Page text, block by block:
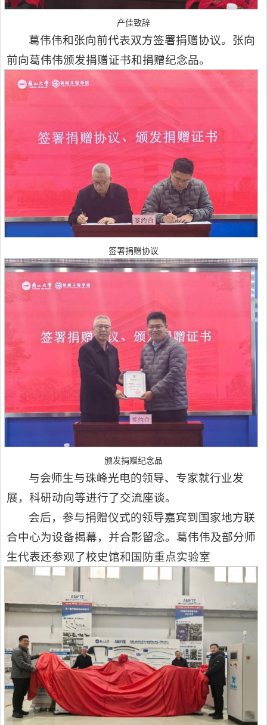
产佳致辞
葛伟伟和张向前代表双方签署捐赠协议。张向
前向葛伟伟颁发捐赠证书和捐赠纪念品。
签署捐赠协议
颁发捐赠纪念品
与会师生与珠峰光电的领导、专家就行业发
展，科研动向等进行了交流座谈。
会后，参与捐赠仪式的领导嘉宾到国家地方联
合中心为设备揭幕，并合影留念。葛伟伟及部分师
生代表还参观了校史馆和国防重点实验室